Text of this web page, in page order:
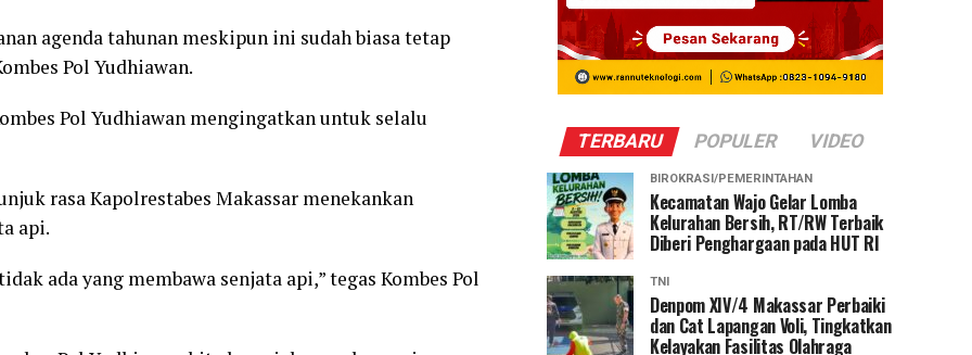
agenda tahunan meskipun ini sudah biasa tetap
Pol Yudhiawan.
Pol Yudhiawan mengingatkan untuk selalu
rasa Kapolrestabes Makassar menekankan
api.
ada yang membawa senjata api,” tegas Kombes Pol
TERBARU POPULER VIDEO
BIROKRASI/PEMERINTAHAN
Kecamatan Wajo Gelar Lomba
Kelurahan Bersih, RT/RW Terbaik
Diberi Penghargaan pada HUT RI
TNI
Denpom XIV/4 Makassar Perbaiki
dan Cat Lapangan Voli, Tingkatkan
Kelayakan Fasilitas Olahraga